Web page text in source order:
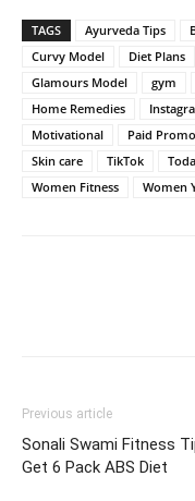
TAGS Ayurveda Tips
Curvy Model
Diet Plans
Glamours Model
gym
Home Remedies
Motivational
Paid
Skin care
TikTok
Women Fitness
Women
Previous article
Sonali Swami Fitness
Get 6 Pack ABS Diet